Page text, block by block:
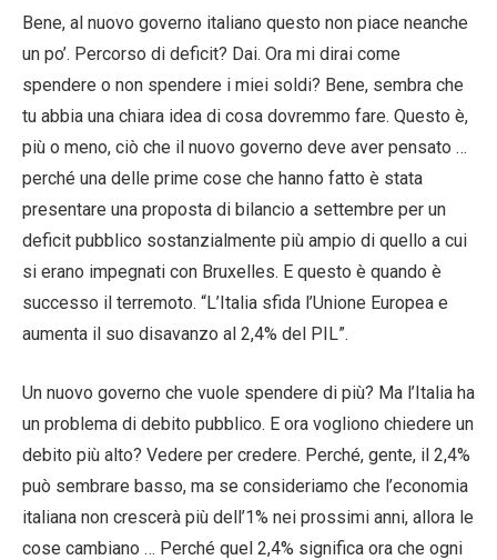
Bene, al nuovo governo italiano questo non piace neanche
un po’. Percorso di deficit? Dai. Ora mi dirai come
spendere o non spendere i miei soldi? Bene, sembra che
tu abbia una chiara idea di cosa dovremmo fare. Questo è,
più o meno, ciò che il nuovo governo deve aver pensato …
perché una delle prime cose che hanno fatto è stata
presentare una proposta di bilancio a settembre per un
deficit pubblico sostanzialmente più ampio di quello a cui
si erano impegnati con Bruxelles. E questo è quando è
successo il terremoto. “L’Italia sfida l’Unione Europea e
aumenta il suo disavanzo al 2,4% del PIL”.
Un nuovo governo che vuole spendere di più? Ma l’Italia ha
un problema di debito pubblico. E ora vogliono chiedere un
debito più alto? Vedere per credere. Perché, gente, il 2,4%
può sembrare basso, ma se consideriamo che l’economia
italiana non crescerà più dell’1% nei prossimi anni, allora le
cose cambiano … Perché quel 2,4% significa ora che ogni